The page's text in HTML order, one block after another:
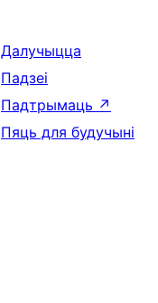
Далучыцца
Падзеі
Падтрымаць ↗
Пяць для будучыні